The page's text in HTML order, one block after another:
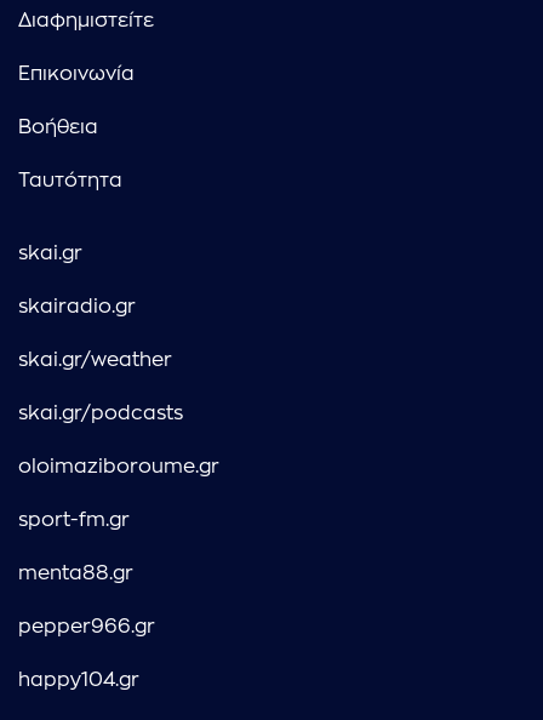
Διαφημιστείτε
Επικοινωνία
Βοήθεια
Ταυτότητα
skai.gr
skairadio.gr
skai.gr/weather
skai.gr/podcasts
oloimaziboroume.gr
sport-fm.gr
menta88.gr
pepper966.gr
happy104.gr